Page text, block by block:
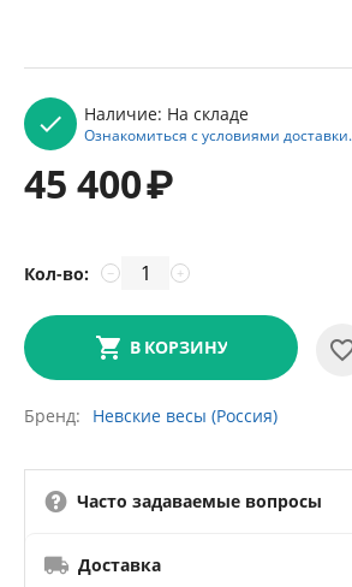
Наличие: На складе
Ознакомиться с условиями доставки.
45 400₽
Кол-во: +
−
В КОРЗИНУ
Бренд Невские весы (Россия)
Часто задаваемые вопросы
Доставка